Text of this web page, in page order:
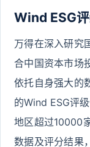
Wind ESG
万得在深入研究
合中国资本市场
依托自身强大的
的Wind ESG评
地区超过10000
数据及评分结果